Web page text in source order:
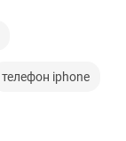
телефон iphone